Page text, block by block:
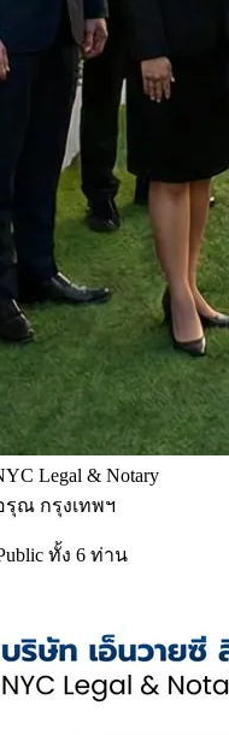
Legal & Notary
รุณ กรุงเทพฯ
ทั้ง 6 ท่าน